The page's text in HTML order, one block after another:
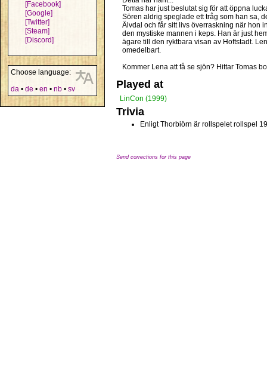
[Facebook]
[Google]
[Twitter]
[Steam]
[Discord]
Choose language:
da • de • en • nb • sv
Tomas har just beslutat sig för att öppna
Sören aldrig speglade ett tråg som han sa,
Älvdal och får sitt livs överraskning när hon
den mystiske mannen i keps. Han är just
ägare till den ryktbara visan av Hoftstadt.
omedelbart.
Kommer Lena att få se sjön? Hittar Tomas
Played at
LinCon (1999)
Trivia
Enligt Thorbiörn är rollspelet rollspel
Send corrections for this page